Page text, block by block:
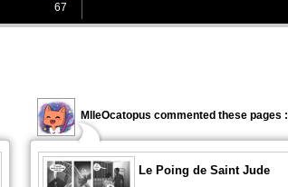
67
MlleOcatopus commented these pages :
Le Poing de Saint Jude